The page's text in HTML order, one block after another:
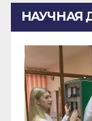
НАУЧНАЯ